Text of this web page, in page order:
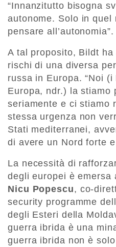
“Innanzitutto bisogna
autonome. Solo in quel
pensare all’autonomia”.
A tal proposito, Bildt
rischi di una diversa
russa in Europa. “Noi
Europa, ndr.) la stiamo
seriamente e ci stiamo
stessa urgenza non
Stati mediterranei,
di avere un Nord forte
La necessità di
degli europei è emersa
Nicu Popescu, co-
security programme
degli Esteri della
guerra ibrida è una
guerra ibrida non è